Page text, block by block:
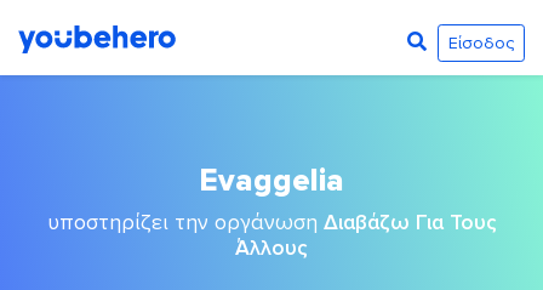
Είσοδος
Evaggelia
υποστηρίζει την οργάνωση Διαβάζω Για Τους
Άλλους